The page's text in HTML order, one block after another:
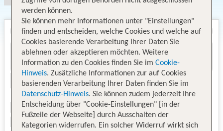
werden können.
Sie können mehr Informationen unter "Einstellungen"
finden und entscheiden, welche Cookies und welche auf
Cookies basierende Verarbeitung Ihrer Daten Sie
ablehnen oder akzeptieren möchten. Weitere
Information zu den Cookies finden Sie im Cookie-
Hinweis. Zusätzliche Informationen zur auf Cookies
basierenden Verarbeitung Ihrer Daten finden Sie im
Datenschutz-Hinweis. Sie können zudem jederzeit Ihre
Entscheidung über "Cookie-Einstellungen" [in der
Fußzeile der Webseite] durch Ausschalten der
Kategorien widerrufen. Ein solcher Widerruf wirkt sich